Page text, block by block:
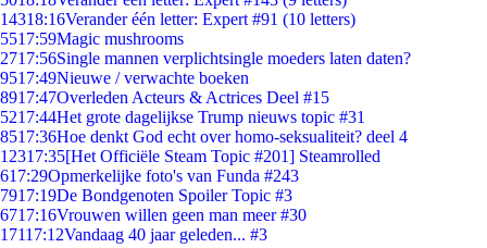
14318:16Verander één letter: Expert #91 (10 letters)
5517:59Magic mushrooms
2717:56Single mannen verplichtsingle moeders laten daten?
9517:49Nieuwe / verwachte boeken
8917:47Overleden Acteurs & Actrices Deel #15
5217:44Het grote dagelijkse Trump nieuws topic #31
8517:36Hoe denkt God echt over homo-seksualiteit? deel 4
12317:35[Het Officiële Steam Topic #201] Steamrolled
617:29Opmerkelijke foto's van Funda #243
7917:19De Bondgenoten Spoiler Topic #3
6717:16Vrouwen willen geen man meer #30
17117:12Vandaag 40 jaar geleden... #3